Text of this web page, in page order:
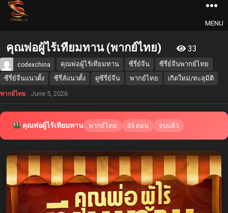
MENU
คุณพ่อผู้ไร้เทียมทาน (พากย์ไทย) 33
codexchina คุณพ่อผู้ไร้เทียมทาน ซีรี่ย์จีน
ซีรี่ย์จีนพากย์ไทย
ซีรี่ย์จีนแนวตั้ง
ซีรี่ส์แนวตั้ง ดูซีรี่ย์จีน พากย์ไทย เกิดใหม่/ทะลุมิติ
พากย์ไทย June 5, 2026
คุณพ่อผู้ไร้เทียมทาน พากย์ไทย 35 ตอน จบแล้ว